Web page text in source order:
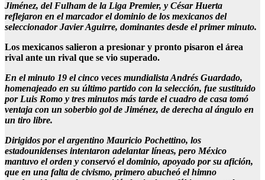
Jiménez, del Fulham de la Liga Premier, y César Huerta
reflejaron en el marcador el dominio de los mexicanos del
seleccionador Javier Aguirre, dominantes desde el primer minuto.
Los mexicanos salieron a presionar y pronto pisaron el área
rival ante un rival que se vio superado.
En el minuto 19 el cinco veces mundialista Andrés Guardado,
homenajeado en su último partido con la selección, fue sustituido
por Luis Romo y tres minutos más tarde el cuadro de casa tomó
ventaja con un soberbio gol de Jiménez, de derecha al ángulo en
un tiro libre.
Dirigidos por el argentino Mauricio Pochettino, los
estadounidenses intentaron adelantar líneas, pero México
mantuvo el orden y conservó el dominio, apoyado por su afición,
que en una falta de civismo, primero abucheó el himno